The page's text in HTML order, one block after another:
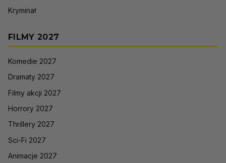
Kryminał
FILMY 2027
Komedie 2027
Dramaty 2027
Filmy akcji 2027
Horrory 2027
Thrillery 2027
Sci-Fi 2027
Animacje 2027